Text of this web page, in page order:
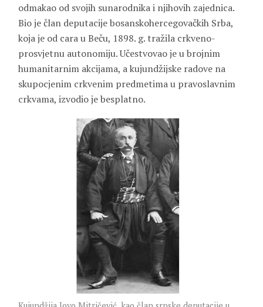
odmakao od svojih sunarodnika i njihovih zajednica.
Bio je član deputacije bosanskohercegovačkih Srba,
koja je od cara u Beču, 1898. g. tražila crkveno-
prosvjetnu autonomiju. Učestvovao je u brojnim
humanitarnim akcijama, a kujundžijske radove na
skupocjenim crkvenim predmetima u pravoslavnim
crkvama, izvodio je besplatno.